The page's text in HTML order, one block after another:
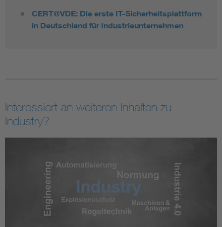
CERT@VDE: Die erste IT-Sicherheitsplattform
in Deutschland für Industrieunternehmen
Interessiert an weiteren Inhalten zu
Industry?